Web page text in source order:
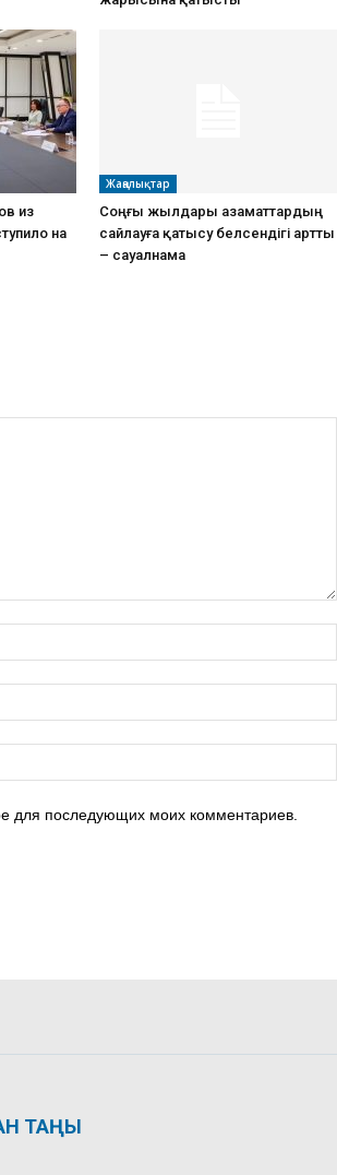
из
на
Жаңалықтар
Соңғы жылдары азаматтардың
сайлауға қатысу белсендігі артты
– сауалнама
для последующих моих комментариев.
ТАҢЫ